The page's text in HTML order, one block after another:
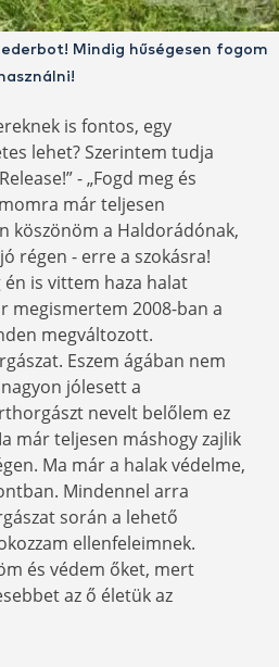
Mindig hűségesen fogom
használni!
is fontos, egy
lehet? Szerintem tudja
- „Fogd meg és
már teljesen
köszönöm a Haldorádónak,
régen - erre a szokásra!
is vittem haza halat
megismertem 2008-ban a
megváltozott.
Eszem ágában nem
jólesett a
nevelt belőlem ez
már teljesen máshogy zajlik
Ma már a halak védelme,
Mindennel arra
során a lehető
ellenfeleimnek.
és védem őket, mert
az ő életük az